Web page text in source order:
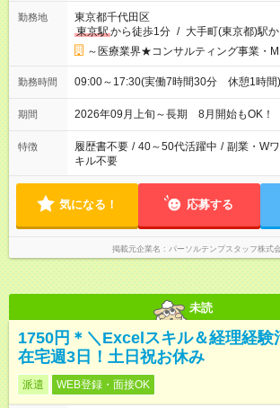
勤務地
東京都千代田区
東京駅から徒歩1分 / 大手町(東京都)駅
～医療業界★コンサルティング事業・
勤務時間 09:00～17:30(実働7時間30分 休憩1時間)
期間 2026年09月上旬～長期 8月開始もOK
特徴 履歴書不要 / 40～50代活躍中 / 副業・W
キル不要
気になる！ 応募する
掲載元企業名 パーソルテンプスタッフ株式
未読
1750円＊＼Excelスキル＆経理経験
在宅週3日！土日祝お休み
派遣 WEB登録・面接OK